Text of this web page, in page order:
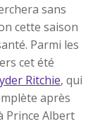
sans
cette saison
Parmi les
cet été
Ritchie, qui
après
Prince Albert